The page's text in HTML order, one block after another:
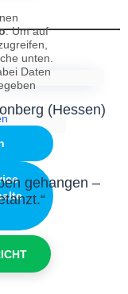
. Um auf
unten.
Daten
(Hessen)
gehangen –